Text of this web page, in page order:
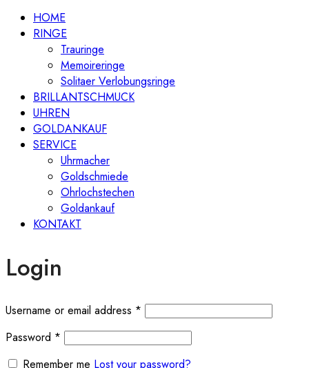
HOME
RINGE
Trauringe
Memoireringe
Solitaer Verlobungsringe
BRILLANTSCHMUCK
UHREN
GOLDANKAUF
SERVICE
Uhrmacher
Goldschmiede
Ohrlochstechen
Goldankauf
KONTAKT
Login
Username or email address * Required
Password * Required
Remember me Lost your password?